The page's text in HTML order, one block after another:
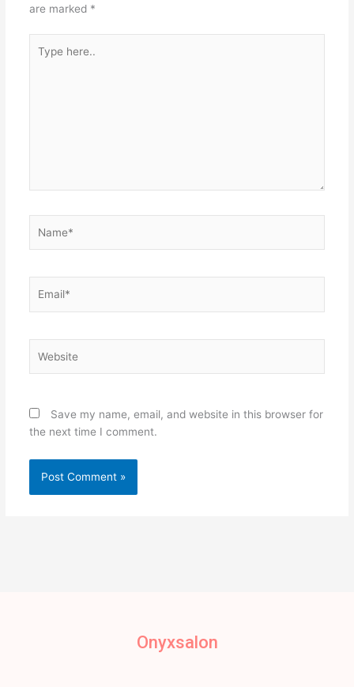
are marked *
here..
Save my name, email, and website in this browser for
the next time I comment.
Onyxsalon